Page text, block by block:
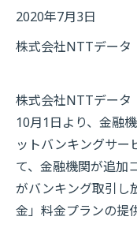
2020年7月3日
株式会社NTTデータ
株式会社NTTデータ
10月1日より、金融
ットバンキングサ
て、金融機関が追加
がバンキング取引し
金」料金プランの提